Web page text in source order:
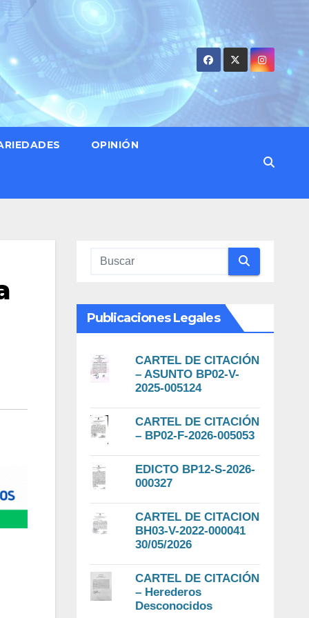
OPINIÓN
Publicaciones Legales
CARTEL DE CITACIÓN
– ASUNTO BP02-V-
2025-005124
CARTEL DE CITACIÓN
– BP02-F-2026-005053
EDICTO BP12-S-2026-
000327
CARTEL DE CITACION
BH03-V-2022-000041
30/05/2026
CARTEL DE CITACIÓN
– Herederos
Desconocidos